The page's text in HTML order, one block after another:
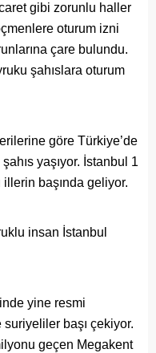
gibi zorunlu haller
oturum izni
çare bulundu.
şahıslara oturum
göre Türkiye’de
yaşıyor. İstanbul 1
başında geliyor.
insan İstanbul
yine resmi
başı çekiyor.
geçen Megakent